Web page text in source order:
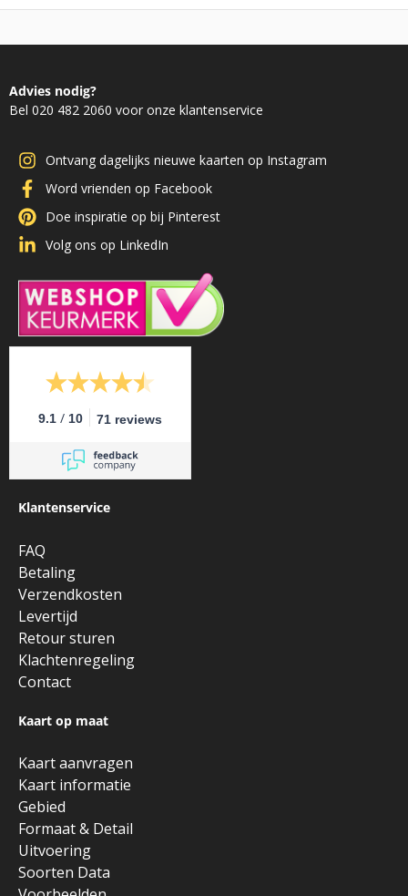
Advies nodig?
Bel 020 482 2060 voor onze klantenservice
Ontvang dagelijks nieuwe kaarten op Instagram
Word vrienden op Facebook
Doe inspiratie op bij Pinterest
Volg ons op LinkedIn
9.1 / 10 71 reviews
Klantenservice
FAQ
Betaling
Verzendkosten
Levertijd
Retour sturen
Klachtenregeling
Contact
Kaart op maat
Kaart aanvragen
Kaart informatie
Gebied
Formaat & Detail
Uitvoering
Soorten Data